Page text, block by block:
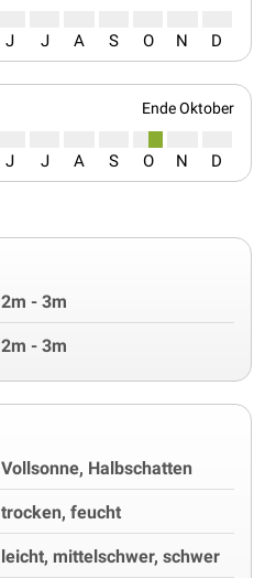
J J A S O N D
Ende Oktober
J J A S O N D
2m - 3m
2m - 3m
Vollsonne, Halbschatten
trocken, feucht
leicht, mittelschwer, schwer